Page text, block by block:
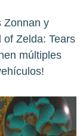
Zonnan y
Zelda: Tears
múltiples